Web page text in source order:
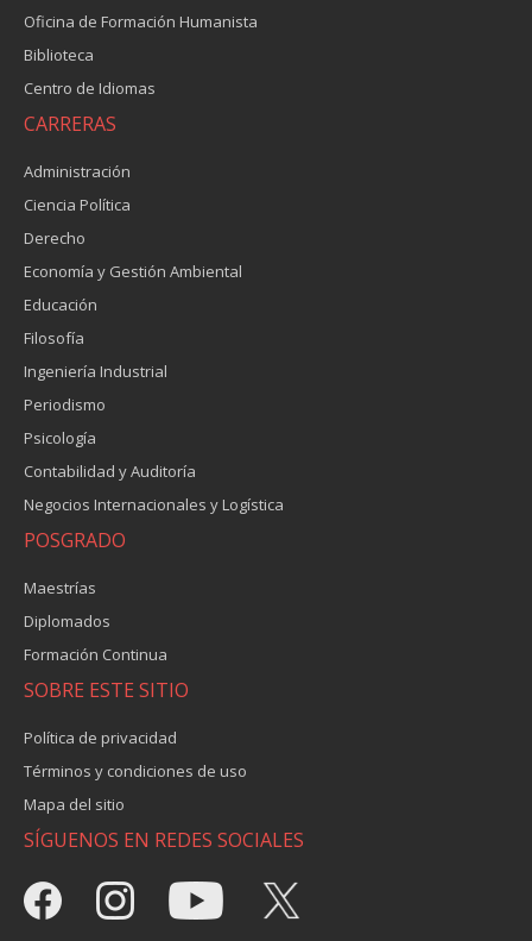
Oficina de Formación Humanista
Biblioteca
Centro de Idiomas
CARRERAS
Administración
Ciencia Política
Derecho
Economía y Gestión Ambiental
Educación
Filosofía
Ingeniería Industrial
Periodismo
Psicología
Contabilidad y Auditoría
Negocios Internacionales y Logística
POSGRADO
Maestrías
Diplomados
Formación Continua
SOBRE ESTE SITIO
Política de privacidad
Términos y condiciones de uso
Mapa del sitio
SÍGUENOS EN REDES SOCIALES